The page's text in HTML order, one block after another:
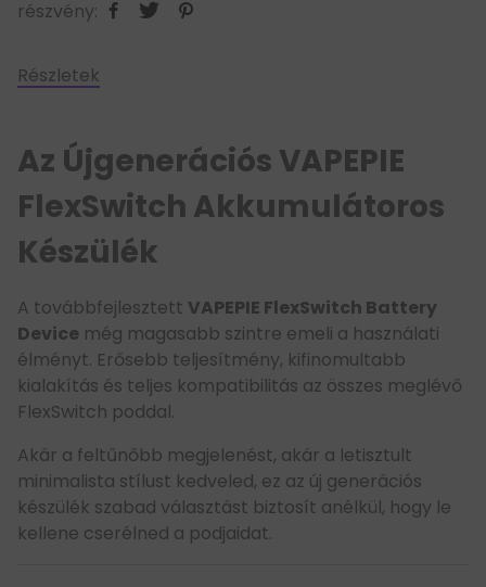
részvény:
Részletek
Az Újgenerációs VAPEPIE
FlexSwitch Akkumulátoros
Készülék
A továbbfejlesztett VAPEPIE FlexSwitch Battery
Device még magasabb szintre emeli a használati
élményt. Erősebb teljesítmény, kifinomultabb
kialakítás és teljes kompatibilitás az összes meglévő
FlexSwitch poddal.
Akár a feltűnőbb megjelenést, akár a letisztult
minimalista stílust kedveled, ez az új generációs
készülék szabad választást biztosít anélkül, hogy le
kellene cserélned a podjaidat.